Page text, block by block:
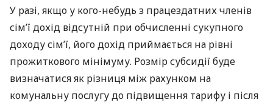
У разі, якщо у кого-небудь з працездатних членів
сім’ї дохід відсутній при обчисленні сукупного
доходу сім’ї, його дохід приймається на рівні
прожиткового мінімуму. Розмір субсидії буде
визначатися як різниця між рахунком на
комунальну послугу до підвищення тарифу і після